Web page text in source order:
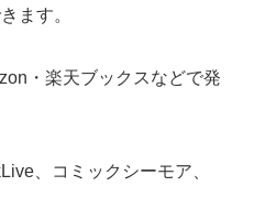
ます。
・楽天ブックスなどで発
、コミックシーモア、